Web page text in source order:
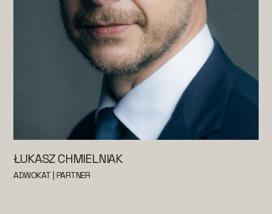
ŁUKASZ CHMIELNIAK
ADWOKAT | PARTNER